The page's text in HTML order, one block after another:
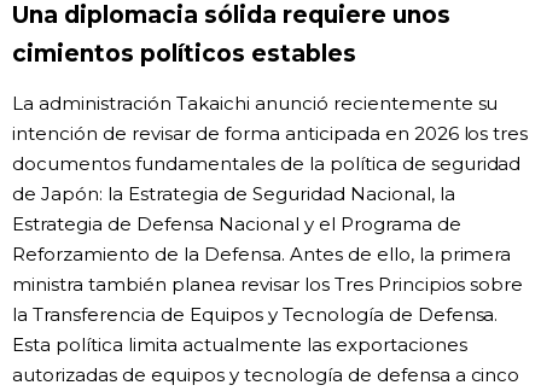
Una diplomacia sólida requiere unos
cimientos políticos estables
La administración Takaichi anunció recientemente su
intención de revisar de forma anticipada en 2026 los tres
documentos fundamentales de la política de seguridad
de Japón: la Estrategia de Seguridad Nacional, la
Estrategia de Defensa Nacional y el Programa de
Reforzamiento de la Defensa. Antes de ello, la primera
ministra también planea revisar los Tres Principios sobre
la Transferencia de Equipos y Tecnología de Defensa.
Esta política limita actualmente las exportaciones
autorizadas de equipos y tecnología de defensa a cinco